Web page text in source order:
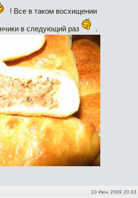
! Все в таком восхищении
в следующий раз .
10 Июн 2009 20:33